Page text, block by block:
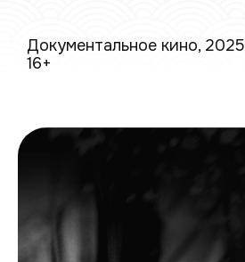
Документальное кино, 2025
16+